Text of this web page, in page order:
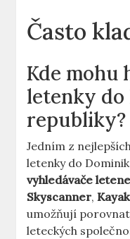
Často
Kde mohu
letenky do
republiky?
Jedním z
letenky do
vyhledávače
Skyscanner,Kayak
umožňují
leteckých